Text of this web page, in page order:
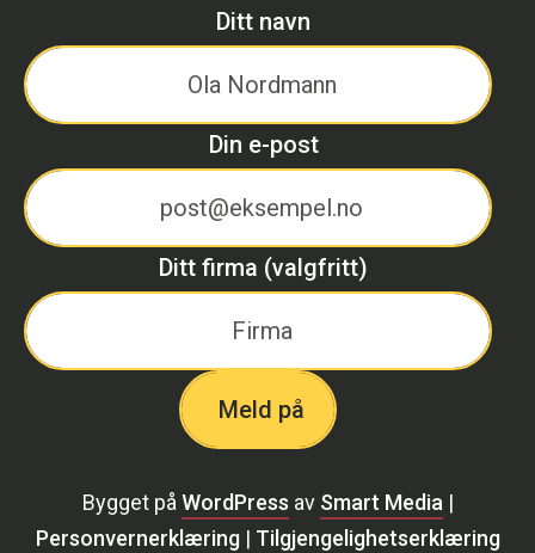
Ditt navn
Din e-post
Ditt firma (valgfritt)
Bygget påWordPress av Smart Media|
Personvernerklæring| Tilgjengelighetserklæring